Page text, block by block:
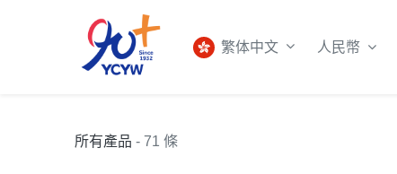
繁体中文 人民幣
所有產品 - 71 條